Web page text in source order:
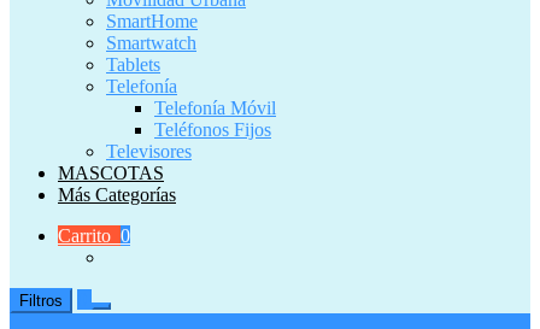
SmartHome
Smartwatch
Tablets
Telefonía
Telefonía Móvil
Teléfonos Fijos
Televisores
MASCOTAS
Más Categorías
Carrito 0
Filtros